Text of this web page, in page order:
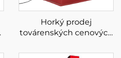
Horký prodej
továrenských cenových
LCD obrazovka laser a